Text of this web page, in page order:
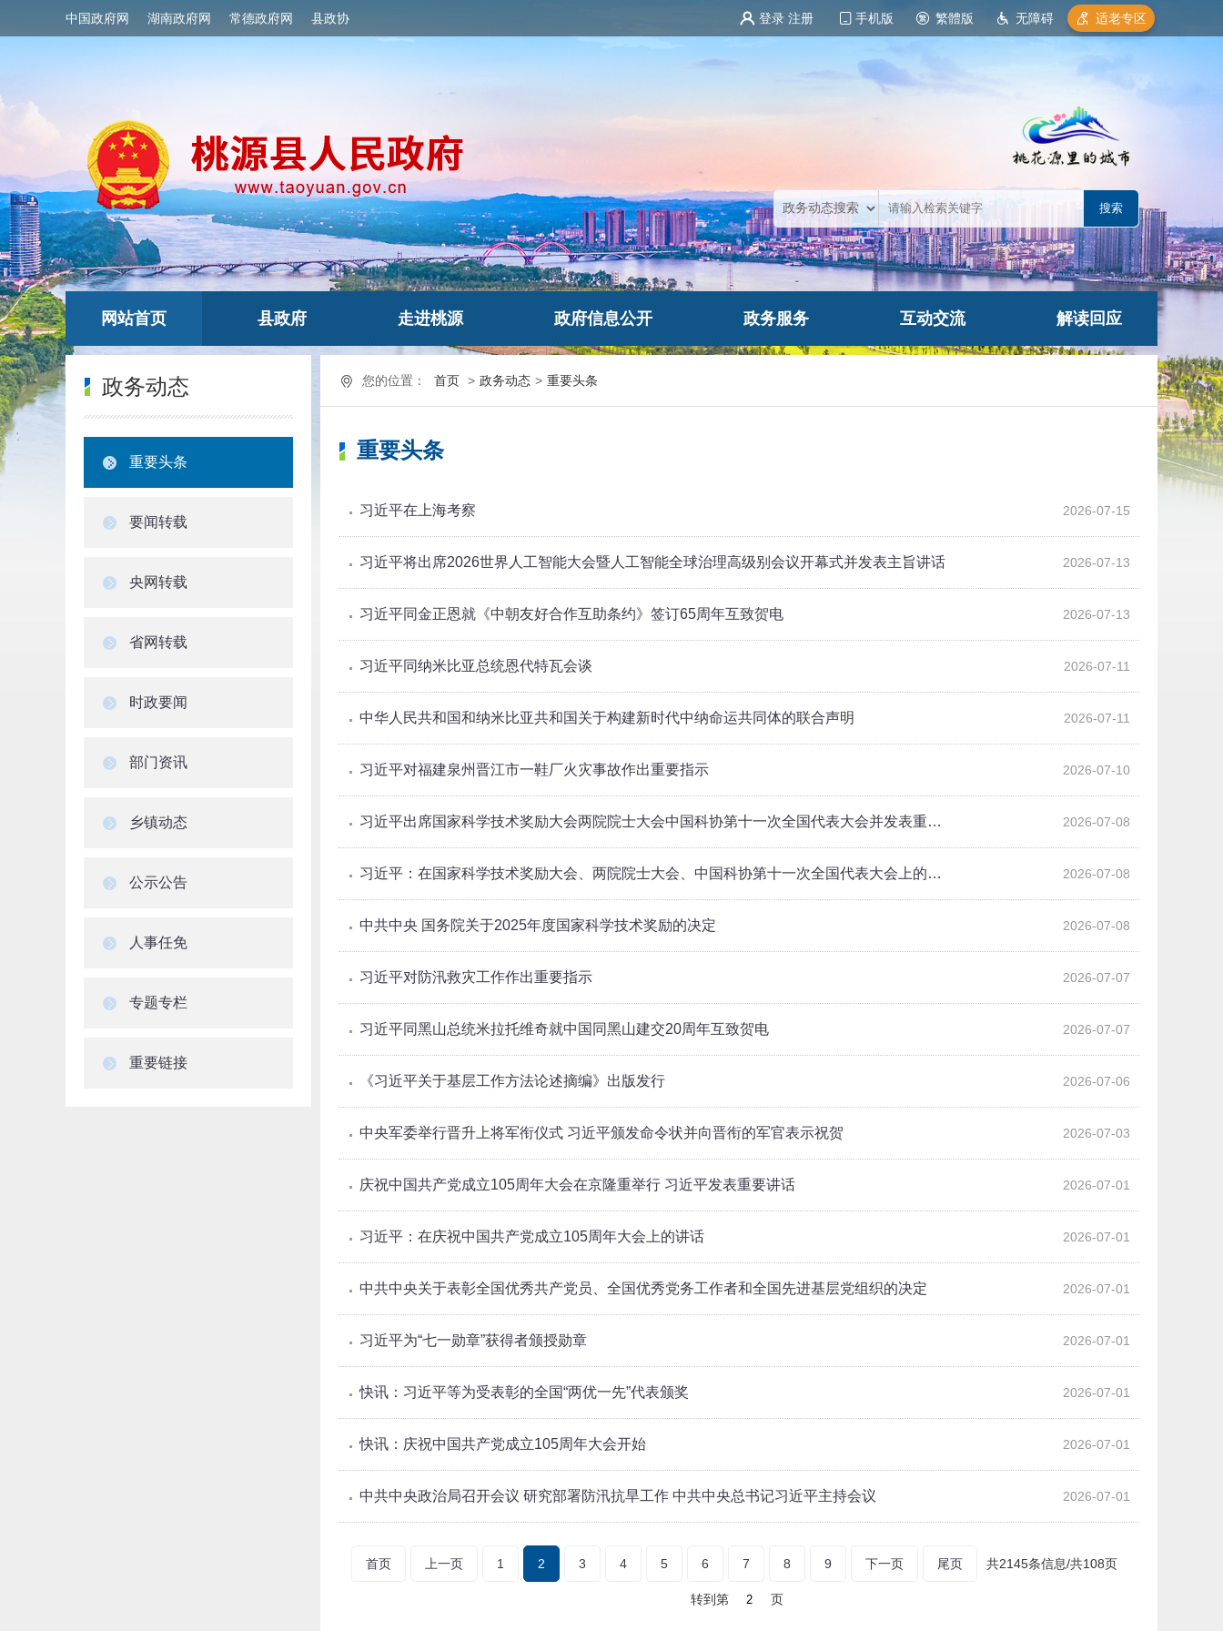
中国政府网 湖南政府网 常德政府网 县政协 登录 注册 手机版 繁體版 无障碍 适老专区
网站首页 县政府 走进桃源 政府信息公开 政务服务 互动交流 解读回应
政务动态
重要头条
要闻转载
央网转载
省网转载
时政要闻
部门资讯
乡镇动态
公示公告
人事任免
专题专栏
重要链接
您的位置： 首页 > 政务动态 > 重要头条
重要头条
2026-07-15
习近平在上海考察
2026-07-13
习近平将出席2026世界人工智能大会暨人工智能全球治理高级别会议开幕式并发表主旨讲话
2026-07-13
习近平同金正恩就《中朝友好合作互助条约》签订65周年互致贺电
2026-07-11
习近平同纳米比亚总统恩代特瓦会谈
2026-07-11
中华人民共和国和纳米比亚共和国关于构建新时代中纳命运共同体的联合声明
2026-07-10
习近平对福建泉州晋江市一鞋厂火灾事故作出重要指示
2026-07-08
习近平出席国家科学技术奖励大会两院院士大会中国科协第十一次全国代表大会并发表重…
2026-07-08
习近平：在国家科学技术奖励大会、两院院士大会、中国科协第十一次全国代表大会上的…
2026-07-08
中共中央 国务院关于2025年度国家科学技术奖励的决定
2026-07-07
习近平对防汛救灾工作作出重要指示
2026-07-07
习近平同黑山总统米拉托维奇就中国同黑山建交20周年互致贺电
2026-07-06
《习近平关于基层工作方法论述摘编》出版发行
2026-07-03
中央军委举行晋升上将军衔仪式 习近平颁发命令状并向晋衔的军官表示祝贺
2026-07-01
庆祝中国共产党成立105周年大会在京隆重举行 习近平发表重要讲话
2026-07-01
习近平：在庆祝中国共产党成立105周年大会上的讲话
2026-07-01
中共中央关于表彰全国优秀共产党员、全国优秀党务工作者和全国先进基层党组织的决定
2026-07-01
习近平为“七一勋章”获得者颁授勋章
2026-07-01
快讯：习近平等为受表彰的全国“两优一先”代表颁奖
2026-07-01
快讯：庆祝中国共产党成立105周年大会开始
2026-07-01
中共中央政治局召开会议 研究部署防汛抗旱工作 中共中央总书记习近平主持会议
首页 上一页 1 2 3 4 5 6 7 8 9 下一页 尾页 共2145条信息/共108页
转到第 页